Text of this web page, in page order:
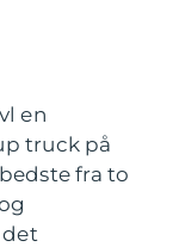
en
truck på
fra to
det